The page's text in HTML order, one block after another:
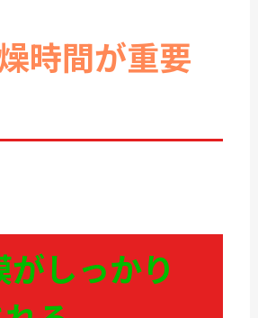
時間が重要
しっかり